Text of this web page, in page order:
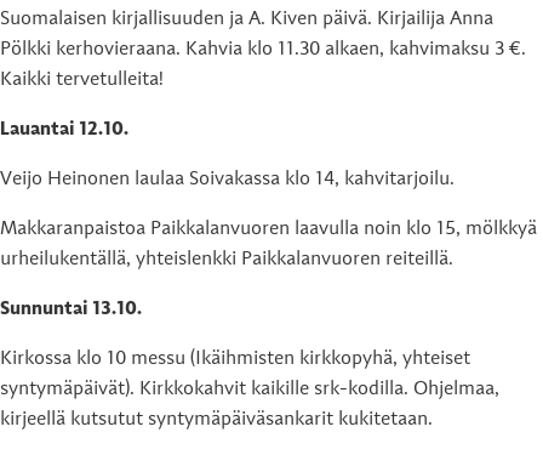
Suomalaisen kirjallisuuden ja A. Kiven päivä. Kirjailija Anna
Pölkki kerhovieraana. Kahvia klo 11.30 alkaen, kahvimaksu 3 €.
Kaikki tervetulleita!
Lauantai 12.10.
Veijo Heinonen laulaa Soivakassa klo 14, kahvitarjoilu.
Makkaranpaistoa Paikkalanvuoren laavulla noin klo 15, mölkkyä
urheilukentällä, yhteislenkki Paikkalanvuoren reiteillä.
Sunnuntai 13.10.
Kirkossa klo 10 messu (Ikäihmisten kirkkopyhä, yhteiset
syntymäpäivät). Kirkkokahvit kaikille srk-kodilla. Ohjelmaa,
kirjeellä kutsutut syntymäpäiväsankarit kukitetaan.